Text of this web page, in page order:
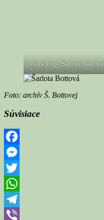
Workshopy Šarlota Bottová
Foto: archív Š. Bottovej
Súvisiace
Facebook
Messenger
Twitter
WhatsApp
Telegram